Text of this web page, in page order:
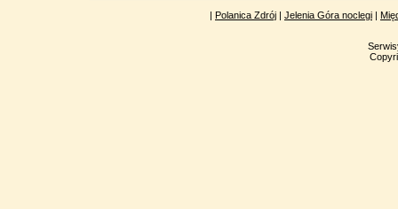
| Polanica Zdrój | Jelenia Góra noclegi |